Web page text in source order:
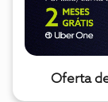
Oferta